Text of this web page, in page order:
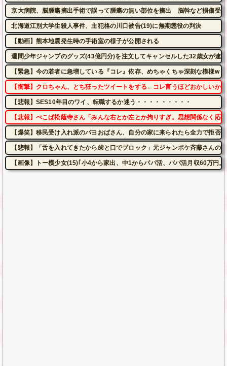
京大病院、脳腫瘍摘出手術で誤って腫瘍の無い部位を摘出 脳幹など損傷受
北海道江別大学生殺人事件、主犯格の川口被告(19)に無期懲役の判決
【動画】熊本地震発生時の手術室の様子が公開される
週間少年ジャンプのグッズ(43億円分)を注文してキャンセルした32歳女が逮捕
【緊急】今の若者に急増している『コレ』依存、めちゃくちゃ深刻な模様w
【衝撃】クロちゃん、とち狂ったツイートをする←コレ言うほどおかしいか
【悲報】SES10年目のワイ、転職するか迷う・・・・・・・・・
【悲報】ぺこぱ松蔭寺さん「みんな右とか左とか拘りすぎ。思想関係なく応
【爆笑】移民受け入れ派のパヨおばさん、自分の家に来られたら全力で拒否
【悲報】「舌を入れてきたから歯と口でブロック」元ジャンポケ斉藤さんの
【画像】トー横少女(15)｢小4から家出、中1からパパ活、パパ活月収60万円。